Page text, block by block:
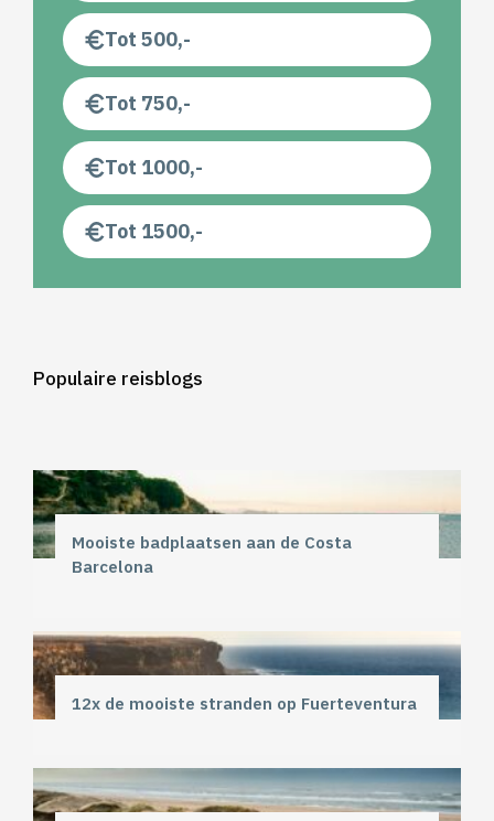
Tot 500,-
Tot 750,-
Tot 1000,-
Tot 1500,-
Populaire reisblogs
Mooiste badplaatsen aan de Costa
Barcelona
12x de mooiste stranden op Fuerteventura